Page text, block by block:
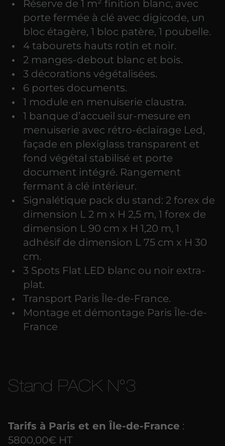
Réserve de 1 m² finition blanc, avec
porte fermée à clé avec digicode, un
bloc étagère, 1 bloc patère, 1 poubelle.
4 tabourets hauts rotin et noir.
2 manges-debout blanc et bois.
3 décorations végétalisées.
6 portes documents.
1 module en menuiserie claustra.
1 banque d’accueil sur-mesure en
menuiserie avec rétro-éclairage Led,
façade en plexiglass transparent et
fond végétal stabilisé et porte
document intégré. Rangement
fermant à clé intérieur.
Signalétique pack du stand: 2 forex de
dimension L 2 m x H 2,5 m, 1 forex de
dimension L 90 cm x H 1,20 m, 1
adhésif de dimension L 75 cm x H 30
cm.
3 Spots Flat LED blanc ou noir extra-
plat.
Transport Paris Île-de-France.
Montage et démontage Paris Île-de-
France
Stand PACK N°3
Tarifs à Paris et en Île-de-France :
5800,00€ HT